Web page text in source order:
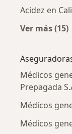
Acidez en Cali
Ver más (15)
Médicos
Prepagada
Médicos
Médicos